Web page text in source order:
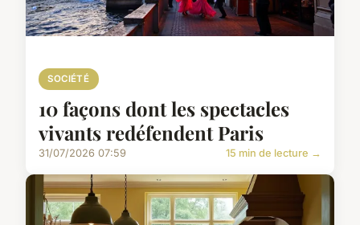
SOCIÉTÉ
10 façons dont les spectacles
vivants redéfendent Paris
31/07/2026 07:59 15 min de lecture →